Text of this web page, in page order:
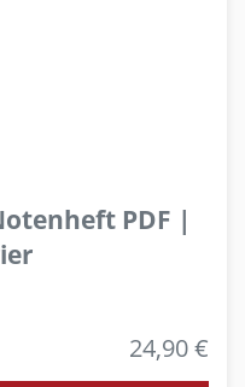
PDF |
24,90 €